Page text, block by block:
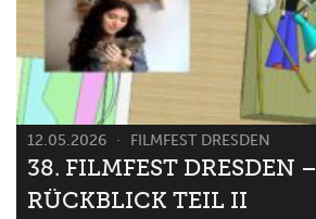
12.05.2026 FILMFEST DRESDEN
38. FILMFEST DRESDEN –
RÜCKBLICK TEIL II